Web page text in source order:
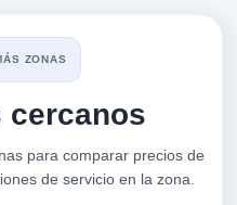
ZONAS
cercanos
para comparar precios de
de servicio en la zona.